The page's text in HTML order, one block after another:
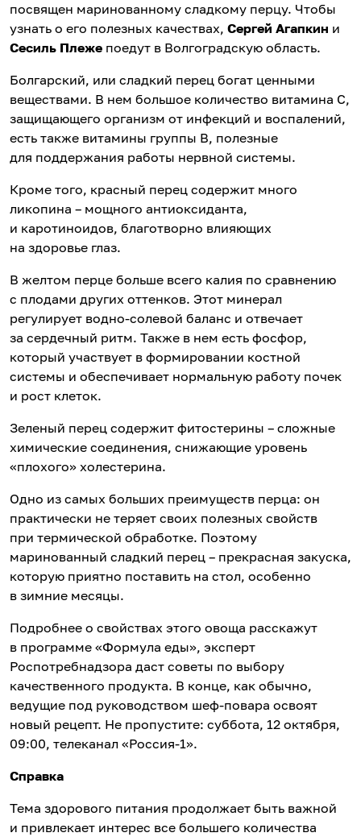
посвящен маринованному сладкому перцу. Чтобы
узнать о его полезных качествах, Сергей Агапкин и
Сесиль Плеже поедут в Волгоградскую область.
Болгарский, или сладкий перец богат ценными
веществами. В нем большое количество витамина С,
защищающего организм от инфекций и воспалений,
есть также витамины группы В, полезные
для поддержания работы нервной системы.
Кроме того, красный перец содержит много
ликопина – мощного антиоксиданта,
и каротиноидов, благотворно влияющих
на здоровье глаз.
В желтом перце больше всего калия по сравнению
с плодами других оттенков. Этот минерал
регулирует водно-солевой баланс и отвечает
за сердечный ритм. Также в нем есть фосфор,
который участвует в формировании костной
системы и обеспечивает нормальную работу почек
и рост клеток.
Зеленый перец содержит фитостерины – сложные
химические соединения, снижающие уровень
«плохого» холестерина.
Одно из самых больших преимуществ перца: он
практически не теряет своих полезных свойств
при термической обработке. Поэтому
маринованный сладкий перец – прекрасная закуска,
которую приятно поставить на стол, особенно
в зимние месяцы.
Подробнее о свойствах этого овоща расскажут
в программе «Формула еды», эксперт
Роспотребнадзора даст советы по выбору
качественного продукта. В конце, как обычно,
ведущие под руководством шеф-повара освоят
новый рецепт. Не пропустите: суббота, 12 октября,
09:00, телеканал «Россия-1».
Справка
Тема здорового питания продолжает быть важной
и привлекает интерес все большего количества